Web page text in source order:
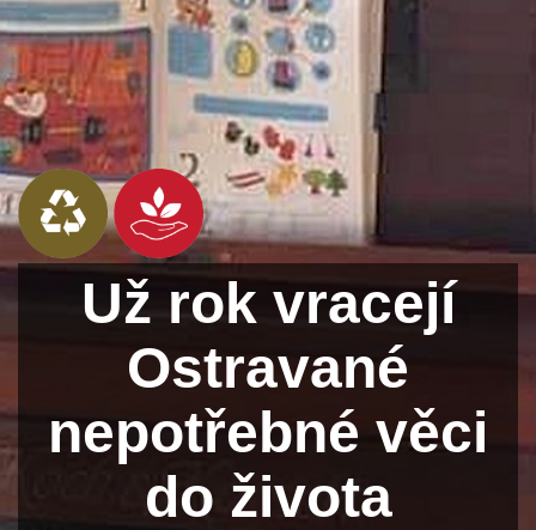
Už rok vracejí
Ostravané
nepotřebné věci
do života